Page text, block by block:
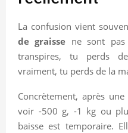
La confusion vient
de graisse ne sont
transpires, tu perds
vraiment, tu perds de la
Concrètement, après
voir -500 g, -1 kg ou
baisse est temporaire.